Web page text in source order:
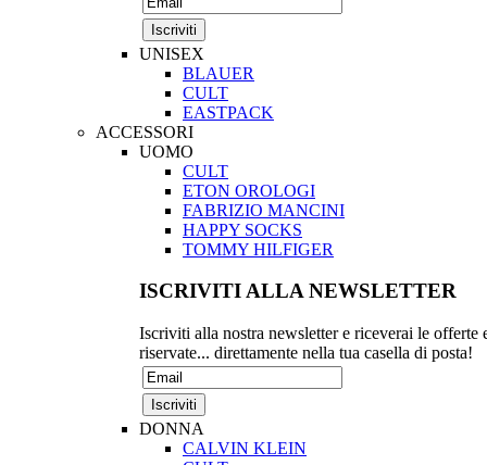
UNISEX
BLAUER
CULT
EASTPACK
ACCESSORI
UOMO
CULT
ETON OROLOGI
FABRIZIO MANCINI
HAPPY SOCKS
TOMMY HILFIGER
ISCRIVITI ALLA NEWSLETTER
Iscriviti alla nostra newsletter e riceverai le offerte
riservate... direttamente nella tua casella di posta!
DONNA
CALVIN KLEIN